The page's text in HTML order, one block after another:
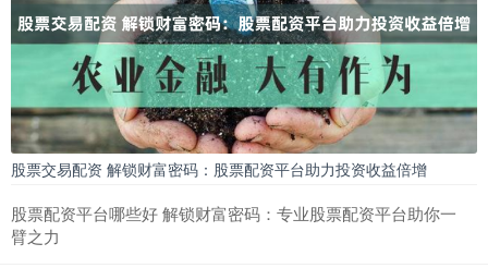
股票交易配资 解锁财富密码：股票配资平台助力投资收益倍增
股票配资平台哪些好 解锁财富密码：专业股票配资平台助你一
臂之力